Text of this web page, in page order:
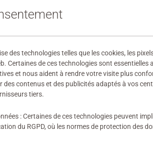
n'a encore été
des technologies telles que les cookies, les
Certaines de ces technologies sont
et nous aident à rendre votre visite plus
des contenus et des publicités adaptés à vos
tiers.
: Certaines de ces technologies peuvent
du RGPD, où les normes de protection des